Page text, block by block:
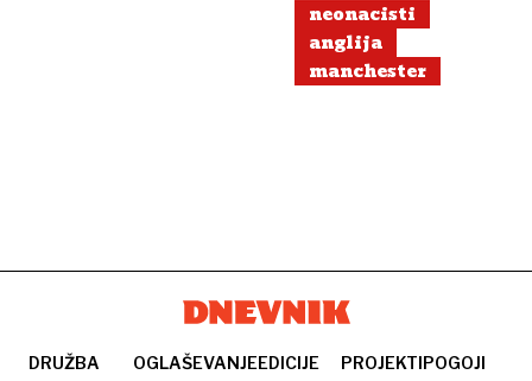
neonacisti
anglija
manchester
DRUŽBA
OGLAŠEVANJEEDICIJE
PROJEKTIPOGOJI